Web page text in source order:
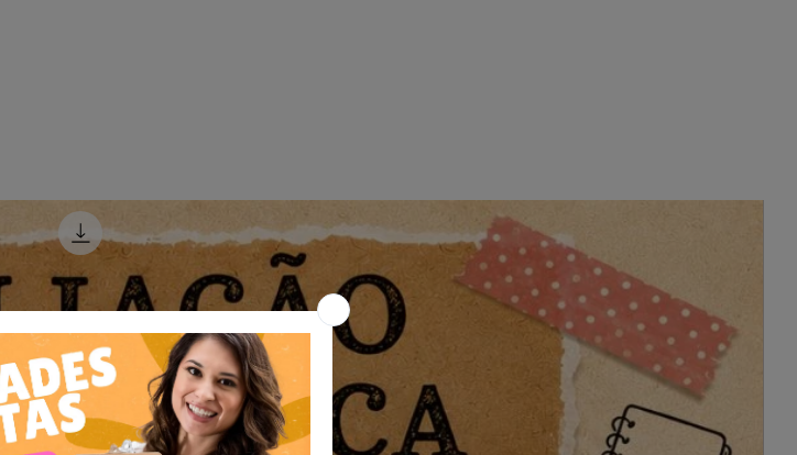
forma envolvente e educativa.
📸 Moldura para Fotos Temática: Não
esqueça de registrar o momento!
Tire fotos com nossa moldura
personalizada e compartilhe sua
celebração do Dia do Soldado.
📖 Marcador de Página Especial: Leve
para casa um marcador de página
exclusivo, inspirado no Dia do